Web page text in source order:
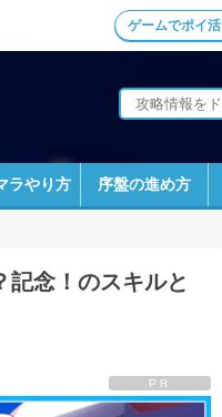
ゲームでポイ活
ラやり方 序盤の進め方
記念！のスキルと
PR